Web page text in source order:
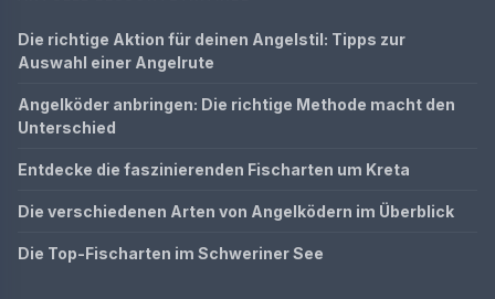
Die richtige Aktion für deinen Angelstil: Tipps zur
Auswahl einer Angelrute
Angelköder anbringen: Die richtige Methode macht den
Unterschied
Entdecke die faszinierenden Fischarten um Kreta
Die verschiedenen Arten von Angelködern im Überblick
Die Top-Fischarten im Schweriner See